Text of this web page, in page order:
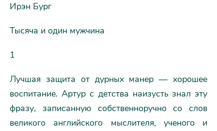
Ирэн Бург
Тысяча и один мужчина
1
Лучшая защита от дурных манер — хорошее
воспитание. Артур с детства наизусть знал эту
фразу, записанную собственноручно со слов
великого английского мыслителя, ученого и